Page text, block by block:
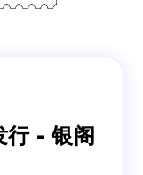
行 - 银阁